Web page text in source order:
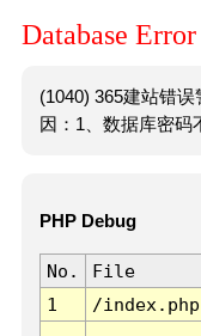
Database Error
(1040) 365建站错
因：1、数据库密码
PHP Debug
No. File
1
/index.php